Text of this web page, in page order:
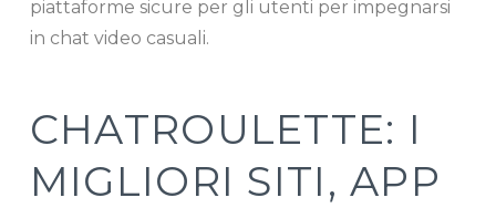
piattaforme sicure per gli utenti per impegnarsi
in chat video casuali.
CHATROULETTE: I
MIGLIORI SITI, APP